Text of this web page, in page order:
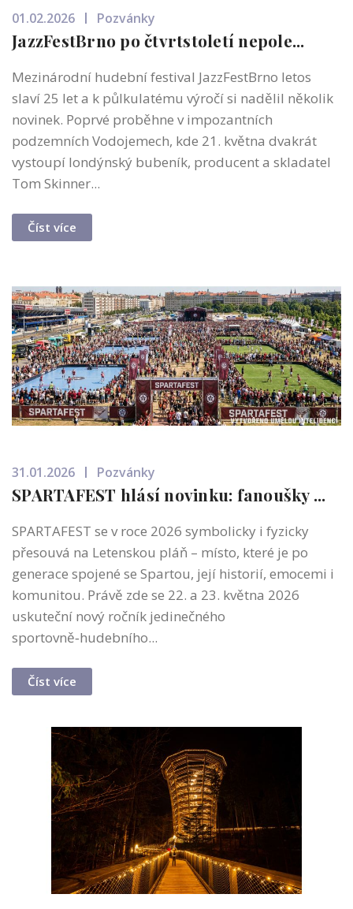
01.02.2026 Pozvánky
JazzFestBrno po čtvrtstoletí nepole...
Mezinárodní hudební festival JazzFestBrno letos
slaví 25 let a k půlkulatému výročí si nadělil několik
novinek. Poprvé proběhne v impozantních
podzemních Vodojemech, kde 21. května dvakrát
vystoupí londýnský bubeník, producent a skladatel
Tom Skinner...
Číst více
31.01.2026 Pozvánky
SPARTAFEST hlásí novinku: fanoušky ...
SPARTAFEST se v roce 2026 symbolicky i fyzicky
přesouvá na Letenskou pláň – místo, které je po
generace spojené se Spartou, její historií, emocemi i
komunitou. Právě zde se 22. a 23. května 2026
uskuteční nový ročník jedinečného
sportovně‑hudebního...
Číst více